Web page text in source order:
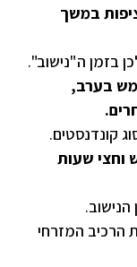
במשך
בזמן ה"נישוב".
בערב,
קונדנסטים.
וחצי שעות
הנישוב.
הרכיב המזרחי